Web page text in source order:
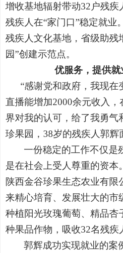
增收基地辐射带动32户残疾
残疾人在“家门口”稳定就业
残疾人文化基地，省级助残
园”创建示范点。
优服务，提供
“感谢党和政府，我现在
直播能增加2000余元收入
界对我的认可，给了我勇气
珍果园，38岁的残疾人郭辉
一份稳定的工作不仅是
是在社会上受人尊重的资本
陕西金谷珍果生态农业有限
来精心培育、发展壮大的市
种植阳光玫瑰葡萄、精品杏
种果品作物，吸收32名残疾
郭辉成功实现就业的案